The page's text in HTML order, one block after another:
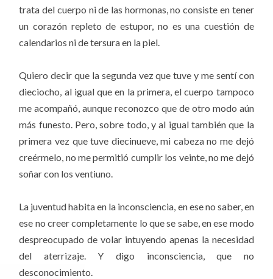
trata del cuerpo ni de las hormonas, no consiste en tener
un corazón repleto de estupor, no es una cuestión de
calendarios ni de tersura en la piel.
Quiero decir que la segunda vez que tuve y me sentí con
dieciocho, al igual que en la primera, el cuerpo tampoco
me acompañó, aunque reconozco que de otro modo aún
más funesto. Pero, sobre todo, y al igual también que la
primera vez que tuve diecinueve, mi cabeza no me dejó
creérmelo, no me permitió cumplir los veinte, no me dejó
soñar con los ventiuno.
La juventud habita en la inconsciencia, en ese no saber, en
ese no creer completamente lo que se sabe, en ese modo
despreocupado de volar intuyendo apenas la necesidad
del aterrizaje. Y digo inconsciencia, que no
desconocimiento.